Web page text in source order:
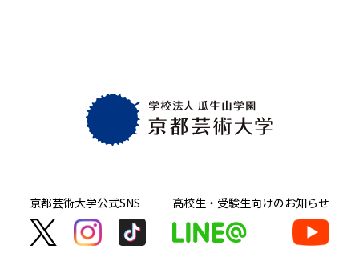
京都芸術大学公式SNS 高校生・受験生向けのお知らせ